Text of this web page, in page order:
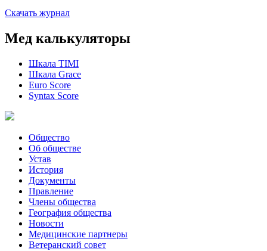
Скачать журнал
Мед калькуляторы
Шкала TIMI
Шкала Grace
Euro Score
Syntax Score
Общество
Об обществе
Устав
История
Документы
Правление
Члены общества
География общества
Новости
Медицинские партнеры
Ветеранский совет